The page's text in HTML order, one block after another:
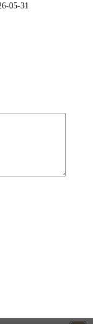
05-31